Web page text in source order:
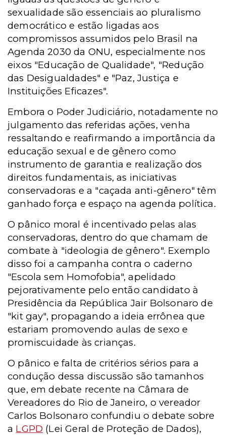
sexualidade são essenciais ao pluralismo
democrático e estão ligadas aos
compromissos assumidos pelo Brasil na
Agenda 2030 da ONU, especialmente nos
eixos "Educação de Qualidade", "Redução
das Desigualdades" e "Paz, Justiça e
Instituições Eficazes".
Embora o Poder Judiciário, notadamente no
julgamento das referidas ações, venha
ressaltando e reafirmando a importância da
educação sexual e de gênero como
instrumento de garantia e realização dos
direitos fundamentais, as iniciativas
conservadoras e a "caçada anti-gênero" têm
ganhado força e espaço na agenda política.
O pânico moral é incentivado pelas alas
conservadoras, dentro do que chamam de
combate à "ideologia de gênero". Exemplo
disso foi a campanha contra o caderno
"Escola sem Homofobia", apelidado
pejorativamente pelo então candidato à
Presidência da República Jair Bolsonaro de
"kit gay", propagando a ideia errônea que
estariam promovendo aulas de sexo e
promiscuidade às crianças.
O pânico e falta de critérios sérios para a
condução dessa discussão são tamanhos
que, em debate recente na Câmara de
Vereadores do Rio de Janeiro, o vereador
Carlos Bolsonaro confundiu o debate sobre
a LGPD (Lei Geral de Proteção de Dados),